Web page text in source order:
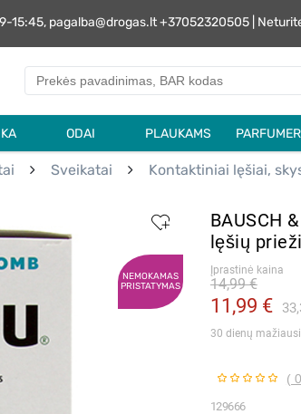
15:45, pagalba@drogas.lt +37052320505 |
ODAI PLAUKAMS
Sveikatai Kontaktiniai lęšiai,
NEMOKAMAS
PRISTATYMAS
BAUSCH
lęšių
Įprastinė kaina
11,99 €
14,99 €
30 dienų
(
129666